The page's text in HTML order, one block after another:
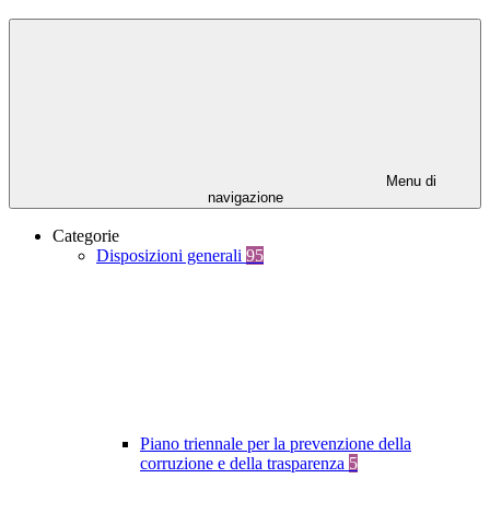
Menu di
navigazione
Categorie
Disposizioni generali 95
Piano triennale per la prevenzione della
corruzione e della trasparenza 5